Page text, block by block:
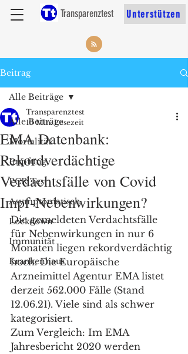
Unterstützen
Transparenztest
Beitrag
Alle Beiträge
Mortalität
Impfung
PCR Test
Asymptomatisch
Lockdown
Immunität
Krankenhaus
Alle Beiträge
EMA Datenbank:
Rekordverdächtige
Verdachtsfälle von Covid
Impf-Nebenwirkungen?
Transparenztest
10 Min. Lesezeit
Die gemeldeten Verdachtsfälle
für Nebenwirkungen in nur 6
Monaten liegen rekordverdächtig
hoch. Die Europäische
Arzneimittel Agentur EMA listet
derzeit 562.000 Fälle (Stand
12.06.21). Viele sind als schwer
kategorisiert.
Zum Vergleich: Im EMA
Jahresbericht 2020 werden